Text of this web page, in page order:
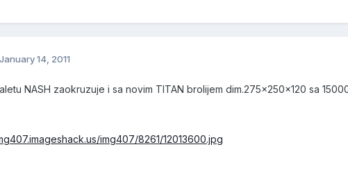
January 14, 2011
NASH zaokruzuje i sa novim TITAN brolijem dim.275x250x120 sa
img407/8261/12013600.jpg